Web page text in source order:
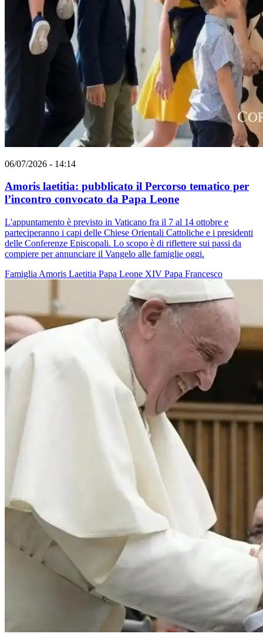
06/07/2026 - 14:14
Amoris laetitia: pubblicato il Percorso tematico per
l’incontro convocato da Papa Leone
L'appuntamento è previsto in Vaticano fra il 7 al 14 ottobre e
parteciperanno i capi delle Chiese Orientali Cattoliche e i presidenti
delle Conferenze Episcopali. Lo scopo è di riflettere sui passi da
compiere per annunciare il Vangelo alle famiglie oggi.
Famiglia Amoris Laetitia Papa Leone XIV Papa Francesco